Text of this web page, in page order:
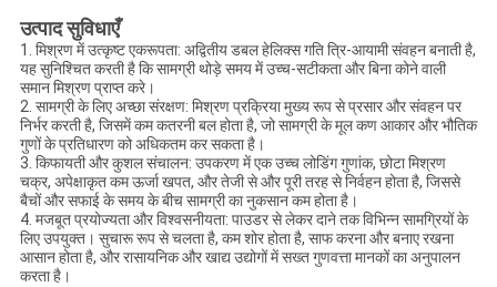
उत्पाद सुविधाएँ
1. मिश्रण में उत्कृष्ट एकरूपता: अद्वितीय डबल हेलिक्स गति त्रि-आयामी संवहन बनाती है,
यह सुनिश्चित करती है कि सामग्री थोड़े समय में उच्च-सटीकता और बिना कोने वाली
समान मिश्रण प्राप्त करे।
2. सामग्री के लिए अच्छा संरक्षण: मिश्रण प्रक्रिया मुख्य रूप से प्रसार और संवहन पर
निर्भर करती है, जिसमें कम कतरनी बल होता है, जो सामग्री के मूल कण आकार और भौतिक
गुणों के प्रतिधारण को अधिकतम कर सकता है।
3. किफायती और कुशल संचालन: उपकरण में एक उच्च लोडिंग गुणांक, छोटा मिश्रण
चक्र, अपेक्षाकृत कम ऊर्जा खपत, और तेजी से और पूरी तरह से निर्वहन होता है, जिससे
बैचों और सफाई के समय के बीच सामग्री का नुकसान कम होता है।
4. मजबूत प्रयोज्यता और विश्वसनीयता: पाउडर से लेकर दाने तक विभिन्न सामग्रियों के
लिए उपयुक्त। सुचारू रूप से चलता है, कम शोर होता है, साफ करना और बनाए रखना
आसान होता है, और रासायनिक और खाद्य उद्योगों में सख्त गुणवत्ता मानकों का अनुपालन
करता है।